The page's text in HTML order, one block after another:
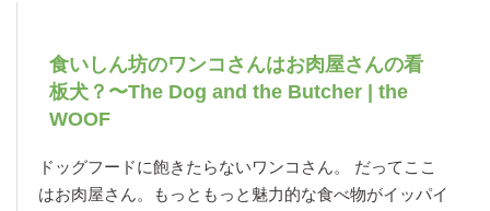
食いしん坊のワンコさんはお肉屋さんの看
板犬？〜The Dog and the Butcher | the
WOOF
ドッグフードに飽きたらないワンコさん。 だってここ
はお肉屋さん。もっともっと魅力的な食べ物がイッパイ